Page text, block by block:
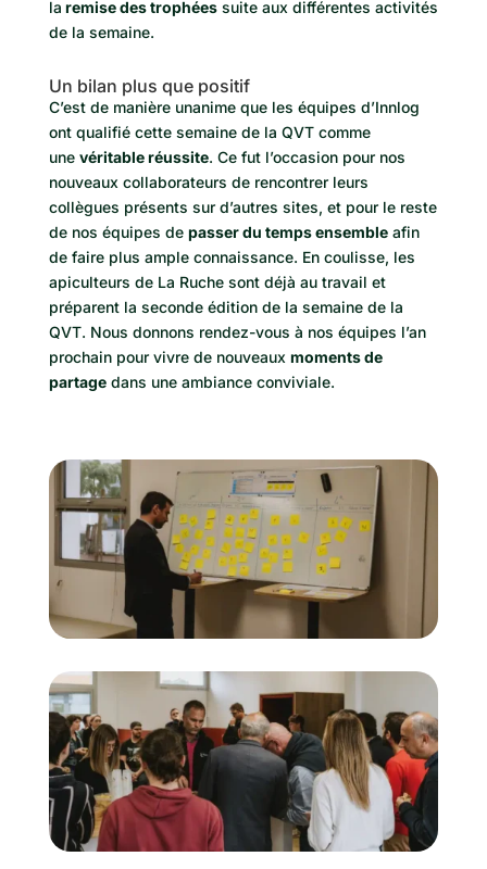
la remise des trophéessuite aux différentes activités
de la semaine.
Un bilan plus que positif
C’est de manière unanime que les équipes d’Innlog
ont qualifié cette semaine de la QVT comme
une véritable réussite. Ce fut l’occasion pour nos
nouveaux collaborateurs de rencontrer leurs
collègues présents sur d’autres sites, et pour le reste
de nos équipes de passer du temps ensembleafin
de faire plus ample connaissance. En coulisse, les
apiculteurs de La Ruche sont déjà au travail et
préparent la seconde édition de la semaine de la
QVT. Nous donnons rendez-vous à nos équipes l’an
prochain pour vivre de nouveaux moments de
partagedans une ambiance conviviale.